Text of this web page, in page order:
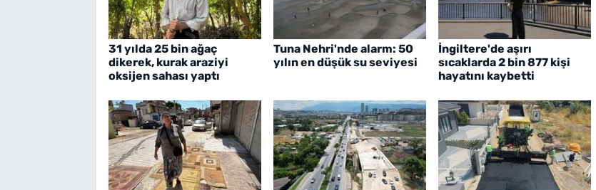
31 yılda 25 bin ağaç
dikerek, kurak araziyi
oksijen sahası yaptı
Tuna Nehri'nde alarm: 50
yılın en düşük su seviyesi
İngiltere'de aşırı
sıcaklarda 2 bin 877 kişi
hayatını kaybetti